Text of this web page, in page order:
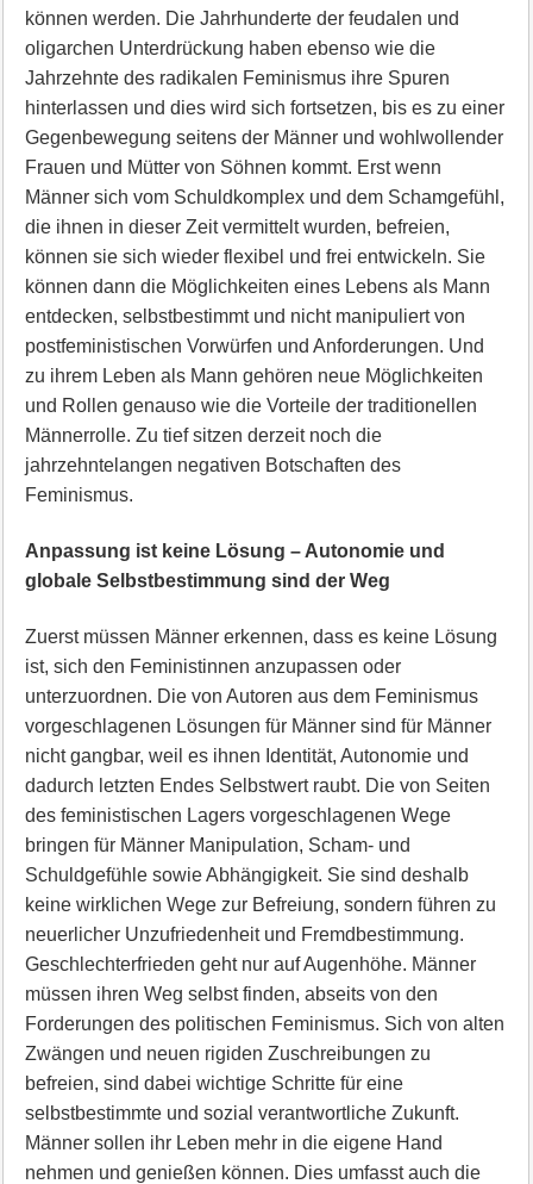
können werden. Die Jahrhunderte der feudalen und
oligarchen Unterdrückung haben ebenso wie die
Jahrzehnte des radikalen Feminismus ihre Spuren
hinterlassen und dies wird sich fortsetzen, bis es zu einer
Gegenbewegung seitens der Männer und wohlwollender
Frauen und Mütter von Söhnen kommt. Erst wenn
Männer sich vom Schuldkomplex und dem Schamgefühl,
die ihnen in dieser Zeit vermittelt wurden, befreien,
können sie sich wieder flexibel und frei entwickeln. Sie
können dann die Möglichkeiten eines Lebens als Mann
entdecken, selbstbestimmt und nicht manipuliert von
postfeministischen Vorwürfen und Anforderungen. Und
zu ihrem Leben als Mann gehören neue Möglichkeiten
und Rollen genauso wie die Vorteile der traditionellen
Männerrolle. Zu tief sitzen derzeit noch die
jahrzehntelangen negativen Botschaften des
Feminismus.
Anpassung ist keine Lösung – Autonomie und
globale Selbstbestimmung sind der Weg
Zuerst müssen Männer erkennen, dass es keine Lösung
ist, sich den Feministinnen anzupassen oder
unterzuordnen. Die von Autoren aus dem Feminismus
vorgeschlagenen Lösungen für Männer sind für Männer
nicht gangbar, weil es ihnen Identität, Autonomie und
dadurch letzten Endes Selbstwert raubt. Die von Seiten
des feministischen Lagers vorgeschlagenen Wege
bringen für Männer Manipulation, Scham- und
Schuldgefühle sowie Abhängigkeit. Sie sind deshalb
keine wirklichen Wege zur Befreiung, sondern führen zu
neuerlicher Unzufriedenheit und Fremdbestimmung.
Geschlechterfrieden geht nur auf Augenhöhe. Männer
müssen ihren Weg selbst finden, abseits von den
Forderungen des politischen Feminismus. Sich von alten
Zwängen und neuen rigiden Zuschreibungen zu
befreien, sind dabei wichtige Schritte für eine
selbstbestimmte und sozial verantwortliche Zukunft.
Männer sollen ihr Leben mehr in die eigene Hand
nehmen und genießen können. Dies umfasst auch die